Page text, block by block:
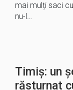
mai mulți saci
nu-l…
Timiș: un
răsturnat